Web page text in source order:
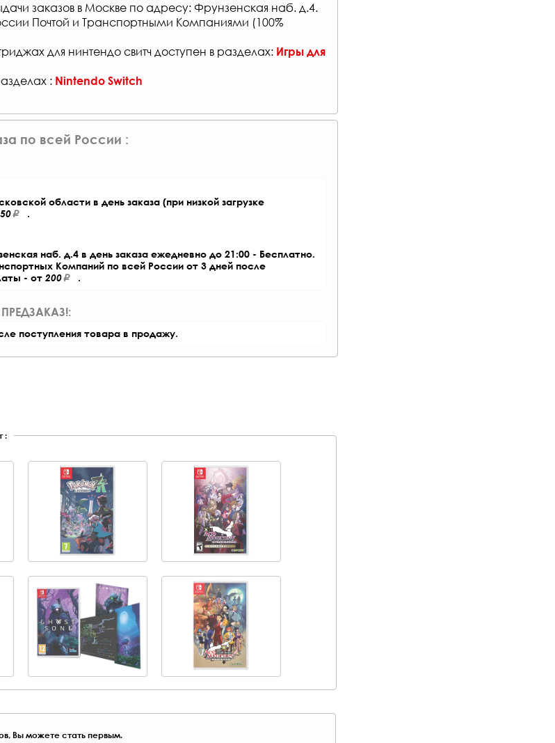
заказов в Москве по адресу: Фрунзенская наб. д.4.
Почтой и Транспортными Компаниями (100%
для нинтендо свитч доступен в разделах: Игры для
: Nintendo Switch
по всей России :
области в день заказа (при низкой загрузке
.
наб. д.4 в день заказа ежедневно до 21:00 - Бесплатно.
Компаний по всей России от 3 дней после
- от 200 .
поступления товара в продажу.
:
Вы можете стать первым.